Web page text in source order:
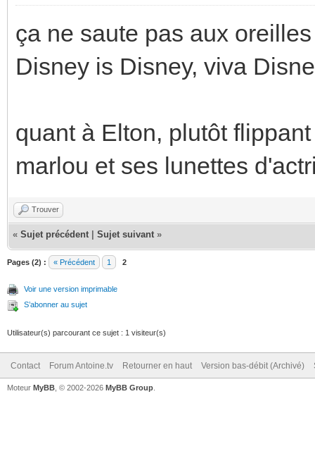
ça ne saute pas aux
Disney is Disney, viva
quant à Elton, plutôt
marlou et ses lunettes
Trouver
« Sujet précédent Sujet suivant »
Pages (2) : « Précédent 1 2
Voir une version imprimable
S’abonner au sujet
Utilisateur(s) parcourant ce sujet : 1 visiteur(s)
Contact Forum Antoine.tv Retourner en haut Version bas-débit (Archivé)
Moteur MyBB , © 2002-2026 MyBB Group